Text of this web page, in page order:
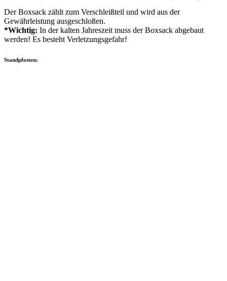
Der Boxsack zählt zum Verschleißteil und wird aus der
Gewährleistung ausgeschloßen.
*Wichtig: In der kalten Jahreszeit muss der Boxsack abgebaut
werden! Es besteht Verletzungsgefahr!
Standpfosten: